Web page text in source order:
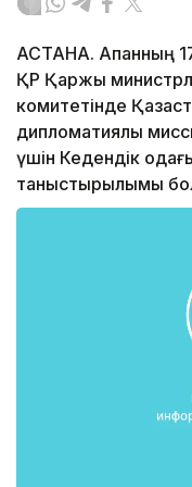
АСТАНА. Ақпанның
ҚР Қаржы
комитетінде
дипломатиялық
үшін Кедендік
таныстырылымы